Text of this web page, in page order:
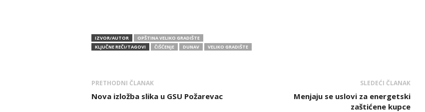
IZVOR/AUTOR
OPŠTINA VELIKO GRADIŠTE
KLJUČNE REČI/TAGOVI
ČIŠĆENJE DUNAV VELIKO GRADIŠTE
PRETHODNI ČLANAK
Nova izložba slika u GSU Požarevac
SLEDEĆI ČLANAK
Menjaju se uslovi za energetski
zaštićene kupce